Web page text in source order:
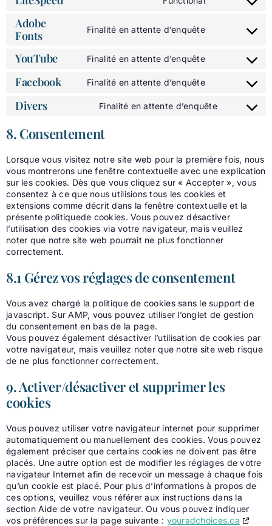
analytics
Adobe
Fonts
Finalité en attente d’enquête
YouTube Finalité en attente d’enquête
Facebook Finalité en attente d’enquête
service
Divers Finalité en attente d’enquête
Consent
8. Consentement
Lorsque vous visitez notre site web pour la première fois, nous
vous montrerons une fenêtre contextuelle avec une explication
sur les cookies. Dès que vous cliquez sur « Accepter », vous
consentez à ce que nous utilisions tous les cookies et
extensions comme décrit dans la fenêtre contextuelle et la
présente politiquede cookies. Vous pouvez désactiver
l’utilisation des cookies via votre navigateur, mais veuillez
noter que notre site web pourrait ne plus fonctionner
correctement.
8.1 Gérez vos réglages de consentement
Vous avez chargé la politique de cookies sans le support de
javascript. Sur AMP, vous pouvez utiliser l’onglet de gestion
du consentement en bas de la page.
Vous pouvez également désactiver l’utilisation de cookies par
votre navigateur, mais veuillez noter que notre site web risque
de ne plus fonctionner correctement.
9. Activer/désactiver et supprimer les
cookies
Vous pouvez utiliser votre navigateur internet pour supprimer
automatiquement ou manuellement des cookies. Vous pouvez
également préciser que certains cookies ne doivent pas être
placés. Une autre option est de modifier les réglages de votre
navigateur Internet afin de recevoir un message à chaque fois
qu’un cookie est placé. Pour plus d’informations à propos de
ces options, veuillez vous référer aux instructions dans la
section Aide de votre navigateur. Ou vous pouvez indiquer
vos préférences sur la page suivante : youradchoices.ca